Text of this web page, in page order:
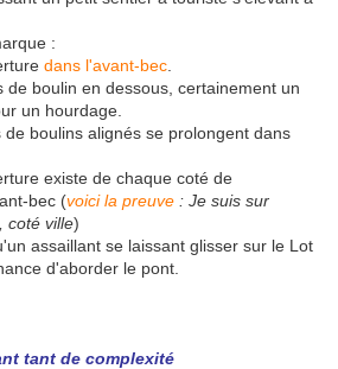
:
dans l'avant-bec
de boulin en dessous, certainement un
un hourdage.
de boulins alignés se prolongent dans
existe de chaque coté de
bec (voici la preuve : Je suis sur
coté ville)
assaillant se laissant glisser sur le Lot
d'aborder le pont.
tant de complexité